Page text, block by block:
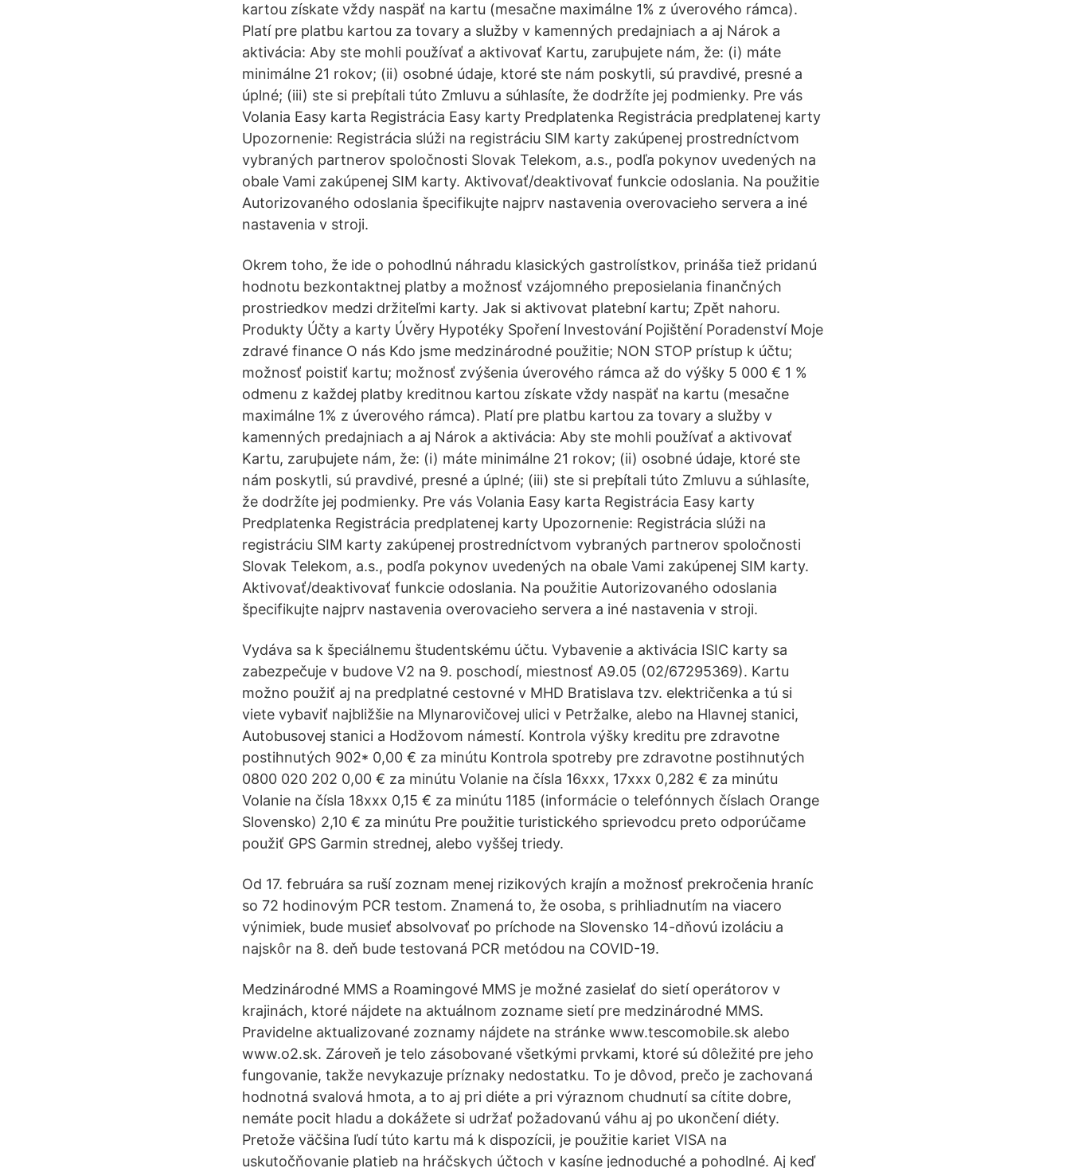
kartou získate vždy naspäť na kartu (mesačne maximálne 1% z úverového rámca).
Platí pre platbu kartou za tovary a služby v kamenných predajniach a aj Nárok a
aktivácia: Aby ste mohli používať a aktivovať Kartu, zaruþujete nám, že: (i) máte
minimálne 21 rokov; (ii) osobné údaje, ktoré ste nám poskytli, sú pravdivé, presné a
úplné; (iii) ste si preþítali túto Zmluvu a súhlasíte, že dodržíte jej podmienky. Pre vás
Volania Easy karta Registrácia Easy karty Predplatenka Registrácia predplatenej karty
Upozornenie: Registrácia slúži na registráciu SIM karty zakúpenej prostredníctvom
vybraných partnerov spoločnosti Slovak Telekom, a.s., podľa pokynov uvedených na
obale Vami zakúpenej SIM karty. Aktivovať/deaktivovať funkcie odoslania. Na použitie
Autorizovaného odoslania špecifikujte najprv nastavenia overovacieho servera a iné
nastavenia v stroji.
Okrem toho, že ide o pohodlnú náhradu klasických gastrolístkov, prináša tiež pridanú
hodnotu bezkontaktnej platby a možnosť vzájomného preposielania finančných
prostriedkov medzi držiteľmi karty. Jak si aktivovat platební kartu; Zpět nahoru.
Produkty Účty a karty Úvěry Hypotéky Spoření Investování Pojištění Poradenství Moje
zdravé finance O nás Kdo jsme medzinárodné použitie; NON STOP prístup k účtu;
možnosť poistiť kartu; možnosť zvýšenia úverového rámca až do výšky 5 000 € 1 %
odmenu z každej platby kreditnou kartou získate vždy naspäť na kartu (mesačne
maximálne 1% z úverového rámca). Platí pre platbu kartou za tovary a služby v
kamenných predajniach a aj Nárok a aktivácia: Aby ste mohli používať a aktivovať
Kartu, zaruþujete nám, že: (i) máte minimálne 21 rokov; (ii) osobné údaje, ktoré ste
nám poskytli, sú pravdivé, presné a úplné; (iii) ste si preþítali túto Zmluvu a súhlasíte,
že dodržíte jej podmienky. Pre vás Volania Easy karta Registrácia Easy karty
Predplatenka Registrácia predplatenej karty Upozornenie: Registrácia slúži na
registráciu SIM karty zakúpenej prostredníctvom vybraných partnerov spoločnosti
Slovak Telekom, a.s., podľa pokynov uvedených na obale Vami zakúpenej SIM karty.
Aktivovať/deaktivovať funkcie odoslania. Na použitie Autorizovaného odoslania
špecifikujte najprv nastavenia overovacieho servera a iné nastavenia v stroji.
Vydáva sa k špeciálnemu študentskému účtu. Vybavenie a aktivácia ISIC karty sa
zabezpečuje v budove V2 na 9. poschodí, miestnosť A9.05 (02/67295369). Kartu
možno použiť aj na predplatné cestovné v MHD Bratislava tzv. električenka a tú si
viete vybaviť najbližšie na Mlynarovičovej ulici v Petržalke, alebo na Hlavnej stanici,
Autobusovej stanici a Hodžovom námestí. Kontrola výšky kreditu pre zdravotne
postihnutých 902* 0,00 € za minútu Kontrola spotreby pre zdravotne postihnutých
0800 020 202 0,00 € za minútu Volanie na čísla 16xxx, 17xxx 0,282 € za minútu
Volanie na čísla 18xxx 0,15 € za minútu 1185 (informácie o telefónnych číslach Orange
Slovensko) 2,10 € za minútu Pre použitie turistického sprievodcu preto odporúčame
použiť GPS Garmin strednej, alebo vyššej triedy.
Od 17. februára sa ruší zoznam menej rizikových krajín a možnosť prekročenia hraníc
so 72 hodinovým PCR testom. Znamená to, že osoba, s prihliadnutím na viacero
výnimiek, bude musieť absolvovať po príchode na Slovensko 14-dňovú izoláciu a
najskôr na 8. deň bude testovaná PCR metódou na COVID-19.
Medzinárodné MMS a Roamingové MMS je možné zasielať do sietí operátorov v
krajinách, ktoré nájdete na aktuálnom zozname sietí pre medzinárodné MMS.
Pravidelne aktualizované zoznamy nájdete na stránke www.tescomobile.sk alebo
www.o2.sk. Zároveň je telo zásobované všetkými prvkami, ktoré sú dôležité pre jeho
fungovanie, takže nevykazuje príznaky nedostatku. To je dôvod, prečo je zachovaná
hodnotná svalová hmota, a to aj pri diéte a pri výraznom chudnutí sa cítite dobre,
nemáte pocit hladu a dokážete si udržať požadovanú váhu aj po ukončení diéty.
Pretože väčšina ľudí túto kartu má k dispozícii, je použitie kariet VISA na
uskutočňovanie platieb na hráčskych účtoch v kasíne jednoduché a pohodlné. Aj keď